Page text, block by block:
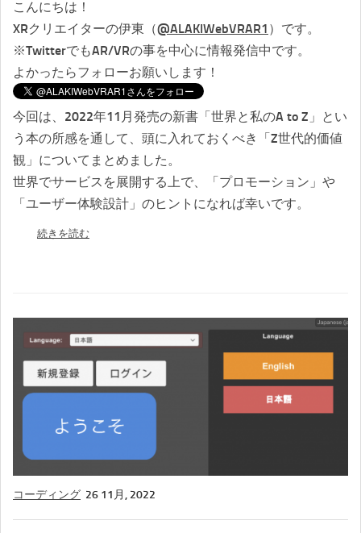
こんにちは！
XRクリエイターの伊東（@ALAKIWebVRAR1 ）です。
※TwitterでもAR/VRの事を中心に情報発信中です。
よかったらフォローお願いします！
今回は、2022年11月発売の新書「世界と私のA to Z」とい
う本の所感を通して、頭に入れておくべき「Z世代的価値
観」についてまとめました。
世界でサービスを展開する上で、「プロモーション」や
「ユーザー体験設計」のヒントになれば幸いです。
続きを読む
コーディング 26 11月, 2022